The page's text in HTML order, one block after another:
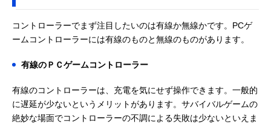
コントローラーでまず注目したいのは有線か無線かです。PCゲ
ームコントローラーには有線のものと無線のものがあります。
有線のＰＣゲームコントローラー
有線のコントローラーは、充電を気にせず操作できます。一般的
に遅延が少ないというメリットがあります。サバイバルゲームの
絶妙な場面でコントローラーの不調による失敗は少ないといえま